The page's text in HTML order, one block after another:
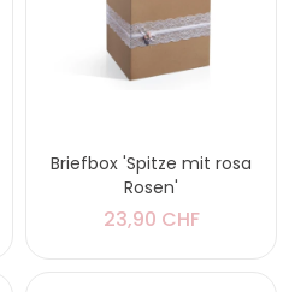
Briefbox 'Spitze mit rosa
Rosen'
23,90 CHF